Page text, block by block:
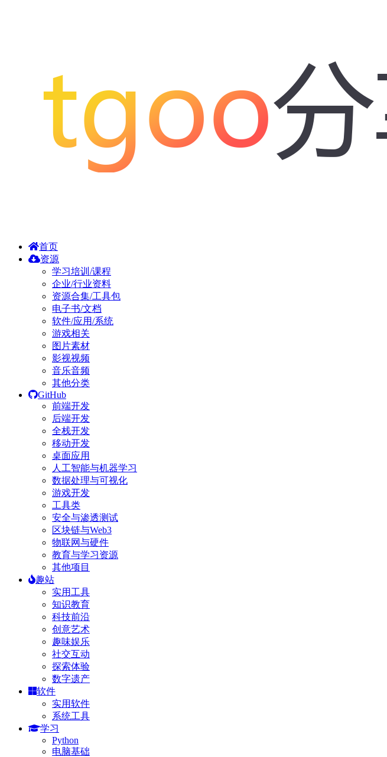
首页
资源
学习培训/课程
企业/行业资料
资源合集/工具包
电子书/文档
软件/应用/系统
游戏相关
图片素材
影视视频
音乐音频
其他分类
GitHub
前端开发
后端开发
全栈开发
移动开发
桌面应用
人工智能与机器学习
数据处理与可视化
游戏开发
工具类
安全与渗透测试
区块链与Web3
物联网与硬件
教育与学习资源
其他项目
趣站
实用工具
知识教育
科技前沿
创意艺术
趣味娱乐
社交互动
探索体验
数字遗产
软件
实用软件
系统工具
学习
Python
电脑基础